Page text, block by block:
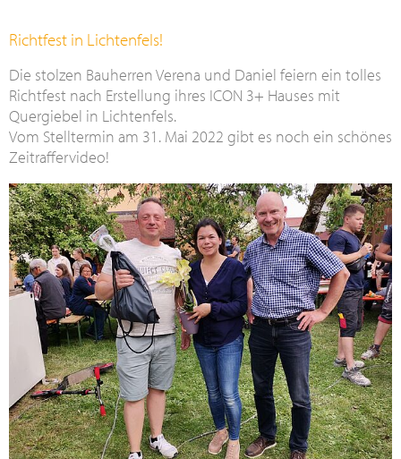
Richtfest in Lichtenfels!
Die stolzen Bauherren Verena und Daniel feiern ein tolles
Richtfest nach Erstellung ihres ICON 3+ Hauses mit
Quergiebel in Lichtenfels.
Vom Stelltermin am 31. Mai 2022 gibt es noch ein schönes
Zeitraffervideo!